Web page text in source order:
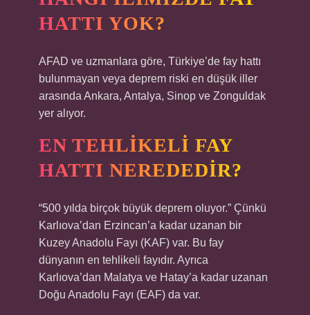
HATTI YOK?
AFAD ve uzmanlara göre, Türkiye’de fay hattı
bulunmayan veya deprem riski en düşük iller
arasında Ankara, Antalya, Sinop ve Zonguldak
yer alıyor.
EN TEHLIKELI FAY
HATTI NEREDEDIR?
“500 yılda birçok büyük deprem oluyor.” Çünkü
Karlıova’dan Erzincan’a kadar uzanan bir
Kuzey Anadolu Fayı (KAF) var. Bu fay
dünyanın en tehlikeli fayıdır. Ayrıca
Karlıova’dan Malatya ve Hatay’a kadar uzanan
Doğu Anadolu Fayı (EAF) da var.